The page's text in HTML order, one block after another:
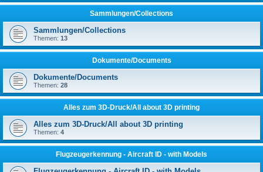
Sammlungen/Collections
Sammlungen/Collections
Themen: 13
Dokumente/Documents
Dokumente/Documents
Themen: 28
Alles zum 3D-Druck/All about 3D printing
Alles zum 3D-Druck/All about 3D printing
Themen: 4
Flugzeugerkennung - Aircraft ID - with Models